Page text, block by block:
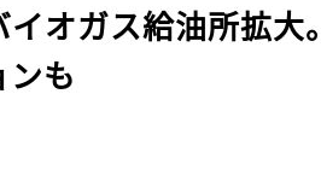
イオガス給油所拡大
も